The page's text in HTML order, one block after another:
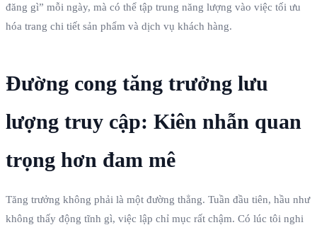
đăng gì” mỗi ngày, mà có thể tập trung năng lượng vào việc tối ưu
hóa trang chi tiết sản phẩm và dịch vụ khách hàng.
Đường cong tăng trưởng lưu
lượng truy cập: Kiên nhẫn quan
trọng hơn đam mê
Tăng trưởng không phải là một đường thẳng. Tuần đầu tiên, hầu như
không thấy động tĩnh gì, việc lập chỉ mục rất chậm. Có lúc tôi nghi